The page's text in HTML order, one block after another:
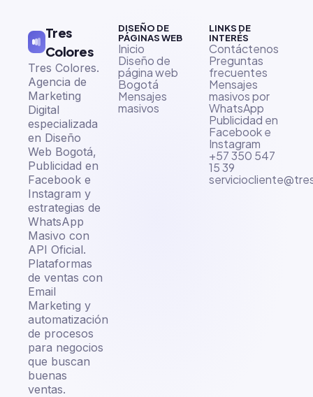
Tres
Colores
Tres Colores.
Agencia de
Marketing
Digital
especializada
en Diseño
Web Bogotá,
Publicidad en
Facebook e
Instagram y
estrategias de
WhatsApp
Masivo con
API Oficial.
Plataformas
de ventas con
Email
Marketing y
automatización
de procesos
para negocios
que buscan
buenas
ventas.
DISEÑO DE
PÁGINAS WEB
Inicio
Diseño de
página web
Bogotá
Mensajes
masivos
LINKS DE
INTERÉS
Contáctenos
Preguntas
frecuentes
Mensajes
masivos por
WhatsApp
Publicidad en
Facebook e
Instagram
+57 350 547
15 39